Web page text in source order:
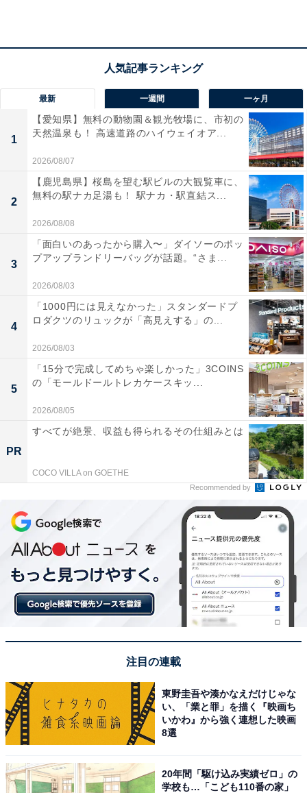
て癒やされたい人や、飛騨の郷土料理やこだわりの味覚
を味わいたい人におすすめの宿です。
楽天トラベルのスーパーDEALとは？
楽天スーパーDEALは、全国各地人気ホテルや旅館を大
幅ポイントバックで予約できるイベント。楽天IDを用い
てスーパーDEAL対象のプランを予約し、実際に宿泊す
ると、もれなく宿泊料金の30～40％が楽天ポイントで還
元されます。お得に宿泊したい人は、日々更新されるお
すすめプランをお見逃しなく！
※プラン名称に【楽天スーパーDEAL】と記載があるプ
ランのみ、ポイント還元対象です
楽天スーパーDEAL対象のホテル・プランを見る
※掲載されている情報は記事公開時のものです。あらか
じめご了承ください。 また、記事中の宿泊プランを予約
すると、売上の一部がオールアバウトに還元されること
があります。
この記事の執筆者：
All About ニュース 旅行
部
最新 一週間 一ヶ月
1
【愛知県】無料の動物園＆観光牧場に、市初の
天然温泉も！ 高速道路のハイウェイオア...
2026/08/07
2
【鹿児島県】桜島を望む駅ビルの大観覧車に、
無料の駅ナカ足湯も！ 駅ナカ・駅直結ス...
2026/08/08
3
「面白いのあったから購入〜」ダイソーのポッ
プアップランドリーバッグが話題。“さま...
2026/08/03
4
「1000円には見えなかった」スタンダードプ
ロダクツのリュックが「高見えする」の...
2026/08/03
5
「15分で完成してめちゃ楽しかった」3COINS
の「モールドールトレカケースキッ...
2026/08/05
PR
すべてが絶景、収益も得られるその仕組みとは
COCO VILLA on GOETHE
Recommended by
注目の連載
東野圭吾や湊かなえだけじゃな
い、「業と罪」を描く『映画ち
いかわ』から強く連想した映画
8選
20年間「駆け込み実績ゼロ」の
学校も…「こども110番の家」